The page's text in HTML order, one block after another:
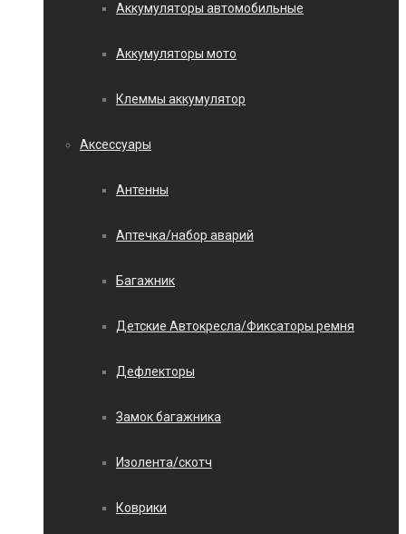
Аккумуляторы автомобильные
Аккумуляторы мото
Клеммы аккумулятор
Аксессуары
Антенны
Аптечка/набор аварий
Багажник
Детские Автокресла/Фиксаторы ремня
Дефлекторы
Замок багажника
Изолента/скотч
Коврики